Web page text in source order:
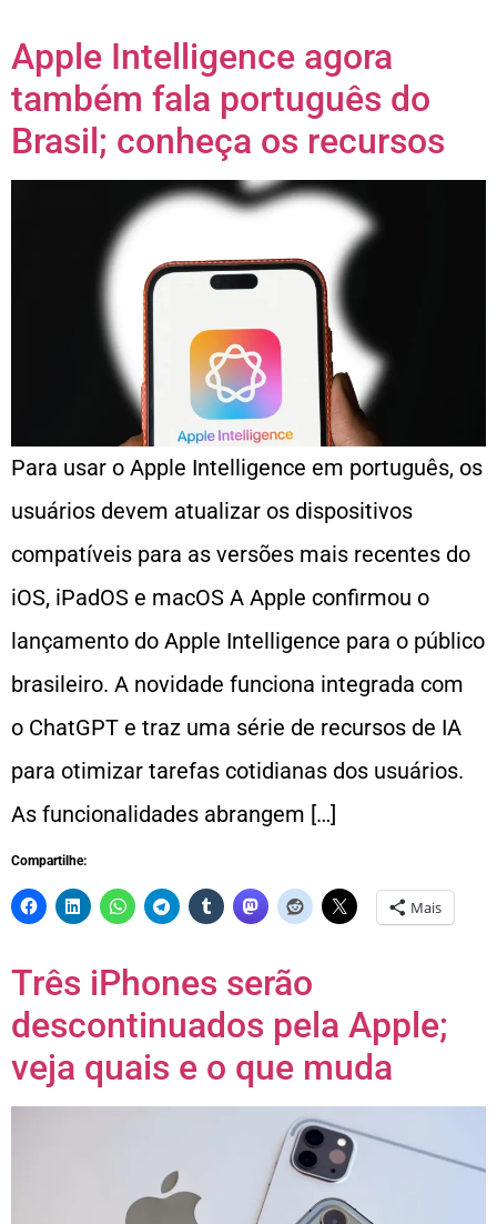
Apple Intelligence agora
também fala português do
Brasil; conheça os recursos
Para usar o Apple Intelligence em português, os
usuários devem atualizar os dispositivos
compatíveis para as versões mais recentes do
iOS, iPadOS e macOS A Apple confirmou o
lançamento do Apple Intelligence para o público
brasileiro. A novidade funciona integrada com
o ChatGPT e traz uma série de recursos de IA
para otimizar tarefas cotidianas dos usuários.
As funcionalidades abrangem […]
Compartilhe:
Mais
Três iPhones serão
descontinuados pela Apple;
veja quais e o que muda